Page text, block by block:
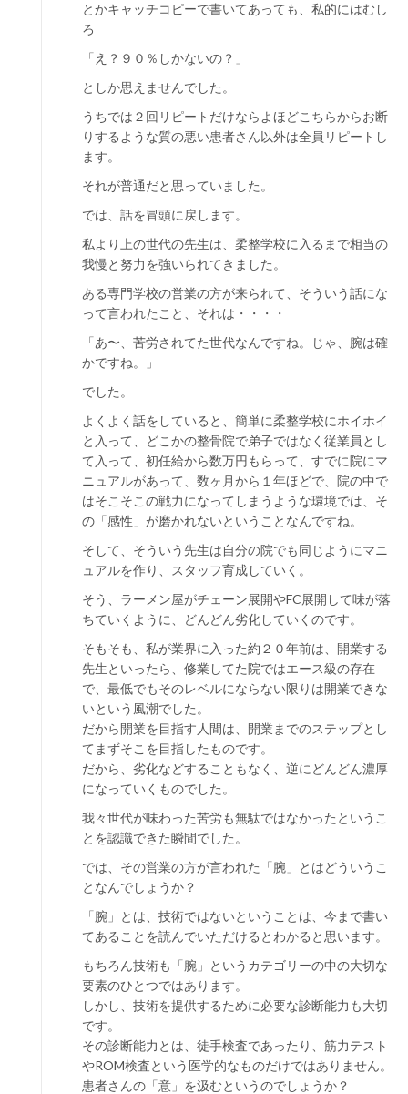
とかキャッチコピーで書いてあっても、私的にはむし
ろ
「え？９０％しかないの？」
としか思えませんでした。
うちでは２回リピートだけならよほどこちらからお断
りするような質の悪い患者さん以外は全員リピートし
ます。
それが普通だと思っていました。
では、話を冒頭に戻します。
私より上の世代の先生は、柔整学校に入るまで相当の
我慢と努力を強いられてきました。
ある専門学校の営業の方が来られて、そういう話にな
って言われたこと、それは・・・・
「あ〜、苦労されてた世代なんですね。じゃ、腕は確
かですね。」
でした。
よくよく話をしていると、簡単に柔整学校にホイホイ
と入って、どこかの整骨院で弟子ではなく従業員とし
て入って、初任給から数万円もらって、すでに院にマ
ニュアルがあって、数ヶ月から１年ほどで、院の中で
はそこそこの戦力になってしまうような環境では、そ
の「感性」が磨かれないということなんですね。
そして、そういう先生は自分の院でも同じようにマニ
ュアルを作り、スタッフ育成していく。
そう、ラーメン屋がチェーン展開やFC展開して味が落
ちていくように、どんどん劣化していくのです。
そもそも、私が業界に入った約２０年前は、開業する
先生といったら、修業してた院ではエース級の存在
で、最低でもそのレベルにならない限りは開業できな
いという風潮でした。
だから開業を目指す人間は、開業までのステップとし
てまずそこを目指したものです。
だから、劣化などすることもなく、逆にどんどん濃厚
になっていくものでした。
我々世代が味わった苦労も無駄ではなかったというこ
とを認識できた瞬間でした。
では、その営業の方が言われた「腕」とはどういうこ
となんでしょうか？
「腕」とは、技術ではないということは、今まで書い
てあることを読んでいただけるとわかると思います。
もちろん技術も「腕」というカテゴリーの中の大切な
要素のひとつではあります。
しかし、技術を提供するために必要な診断能力も大切
です。
その診断能力とは、徒手検査であったり、筋力テスト
やROM検査という医学的なものだけではありません。
患者さんの「意」を汲むというのでしょうか？